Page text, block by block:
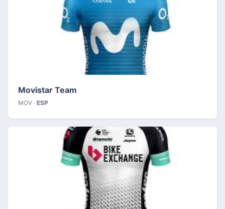
Movistar Team
MOV · ESP